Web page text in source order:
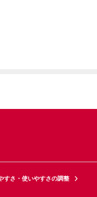
すさ・使いやすさの調整